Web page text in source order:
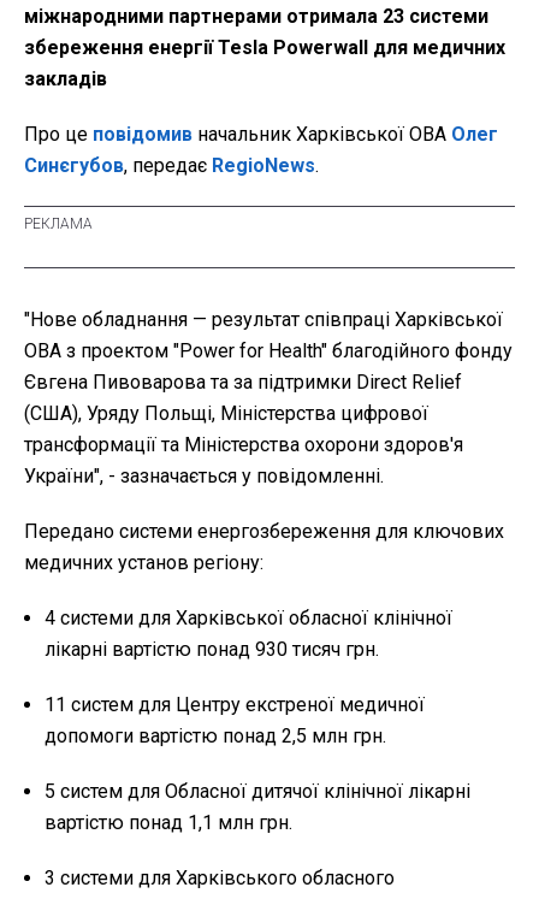
міжнародними партнерами отримала 23 системи
збереження енергії Tesla Powerwall для медичних
закладів
Про це повідомив начальник Харківської ОВА Олег
Синєгубов, передає RegioNews.
"Нове обладнання — результат співпраці Харківської
ОВА з проектом "Power for Health" благодійного фонду
Євгена Пивоварова та за підтримки Direct Relief
(США), Уряду Польщі, Міністерства цифрової
трансформації та Міністерства охорони здоров'я
України", - зазначається у повідомленні.
Передано системи енергозбереження для ключових
медичних установ регіону:
4 системи для Харківської обласної клінічної
лікарні вартістю понад 930 тисяч грн.
11 систем для Центру екстреної медичної
допомоги вартістю понад 2,5 млн грн.
5 систем для Обласної дитячої клінічної лікарні
вартістю понад 1,1 млн грн.
3 системи для Харківського обласного